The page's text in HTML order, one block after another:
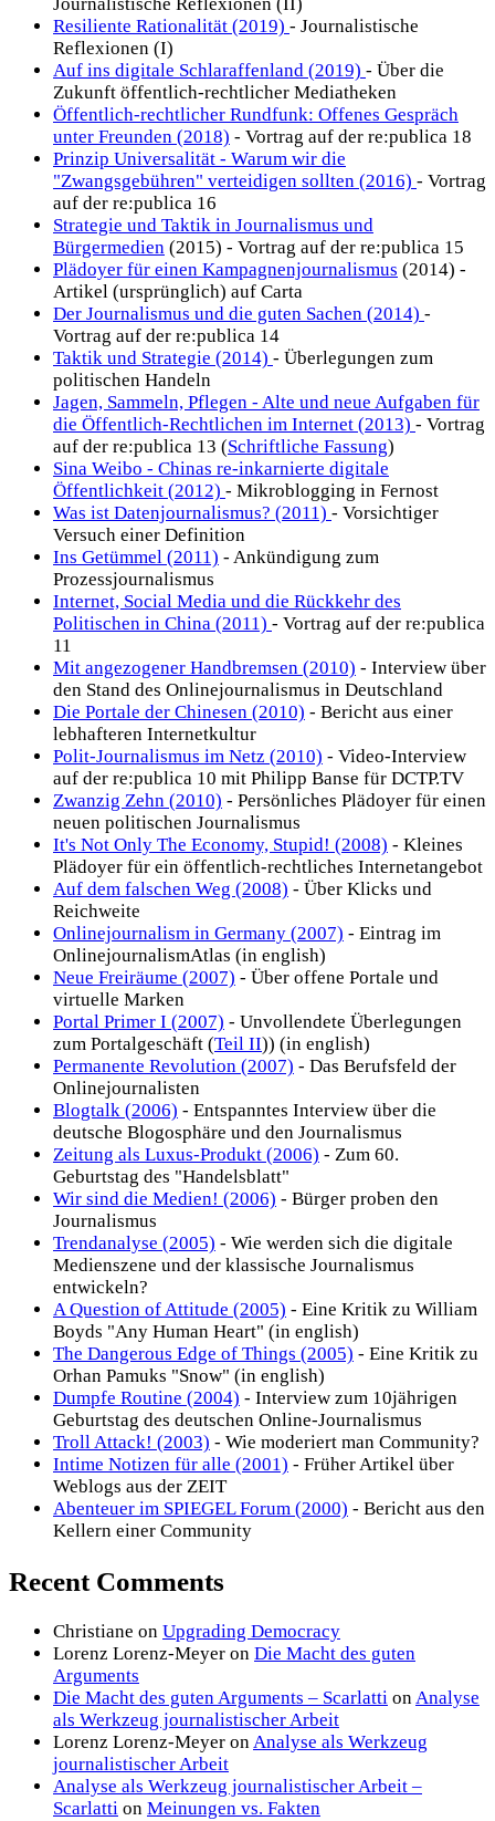
Journalistische Reflexionen (II)
Resiliente Rationalität (2019) - Journalistische
Reflexionen (I)
Auf ins digitale Schlaraffenland (2019) - Über die
Zukunft öffentlich-rechtlicher Mediatheken
Öffentlich-rechtlicher Rundfunk: Offenes Gespräch
unter Freunden (2018) - Vortrag auf der re:publica 18
Prinzip Universalität - Warum wir die
"Zwangsgebühren" verteidigen sollten (2016) - Vortrag
auf der re:publica 16
Strategie und Taktik in Journalismus und
Bürgermedien (2015) - Vortrag auf der re:publica 15
Plädoyer für einen Kampagnenjournalismus (2014) -
Artikel (ursprünglich) auf Carta
Der Journalismus und die guten Sachen (2014) -
Vortrag auf der re:publica 14
Taktik und Strategie (2014) - Überlegungen zum
politischen Handeln
Jagen, Sammeln, Pflegen - Alte und neue Aufgaben für
die Öffentlich-Rechtlichen im Internet (2013) - Vortrag
auf der re:publica 13 (Schriftliche Fassung)
Sina Weibo - Chinas re-inkarnierte digitale
Öffentlichkeit (2012) - Mikroblogging in Fernost
Was ist Datenjournalismus? (2011) - Vorsichtiger
Versuch einer Definition
Ins Getümmel (2011) - Ankündigung zum
Prozessjournalismus
Internet, Social Media und die Rückkehr des
Politischen in China (2011) - Vortrag auf der re:publica
11
Mit angezogener Handbremsen (2010) - Interview über
den Stand des Onlinejournalismus in Deutschland
Die Portale der Chinesen (2010) - Bericht aus einer
lebhafteren Internetkultur
Polit-Journalismus im Netz (2010) - Video-Interview
auf der re:publica 10 mit Philipp Banse für DCTP.TV
Zwanzig Zehn (2010) - Persönliches Plädoyer für einen
neuen politischen Journalismus
It's Not Only The Economy, Stupid! (2008) - Kleines
Plädoyer für ein öffentlich-rechtliches Internetangebot
Auf dem falschen Weg (2008) - Über Klicks und
Reichweite
Onlinejournalism in Germany (2007) - Eintrag im
OnlinejournalismAtlas (in english)
Neue Freiräume (2007) - Über offene Portale und
virtuelle Marken
Portal Primer I (2007) - Unvollendete Überlegungen
zum Portalgeschäft (Teil II)) (in english)
Permanente Revolution (2007) - Das Berufsfeld der
Onlinejournalisten
Blogtalk (2006) - Entspanntes Interview über die
deutsche Blogosphäre und den Journalismus
Zeitung als Luxus-Produkt (2006) - Zum 60.
Geburtstag des "Handelsblatt"
Wir sind die Medien! (2006) - Bürger proben den
Journalismus
Trendanalyse (2005) - Wie werden sich die digitale
Medienszene und der klassische Journalismus
entwickeln?
A Question of Attitude (2005) - Eine Kritik zu William
Boyds "Any Human Heart" (in english)
The Dangerous Edge of Things (2005) - Eine Kritik zu
Orhan Pamuks "Snow" (in english)
Dumpfe Routine (2004) - Interview zum 10jährigen
Geburtstag des deutschen Online-Journalismus
Troll Attack! (2003) - Wie moderiert man Community?
Intime Notizen für alle (2001) - Früher Artikel über
Weblogs aus der ZEIT
Abenteuer im SPIEGEL Forum (2000) - Bericht aus den
Kellern einer Community
Recent Comments
Christiane on Upgrading Democracy
Lorenz Lorenz-Meyer on Die Macht des guten
Arguments
Die Macht des guten Arguments – Scarlatti onAnalyse
als Werkzeug journalistischer Arbeit
Lorenz Lorenz-Meyer onAnalyse als Werkzeug
journalistischer Arbeit
Analyse als Werkzeug journalistischer Arbeit –
Scarlatti on Meinungen vs. Fakten